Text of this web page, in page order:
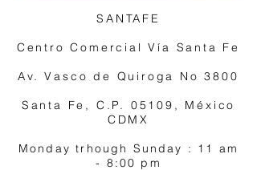
SANTAFE
Centro Comercial Vía Santa Fe
Av. Vasco de Quiroga No 3800
Santa Fe, C.P. 05109, México
CDMX
Monday trhough Sunday : 11 am
- 8:00 pm